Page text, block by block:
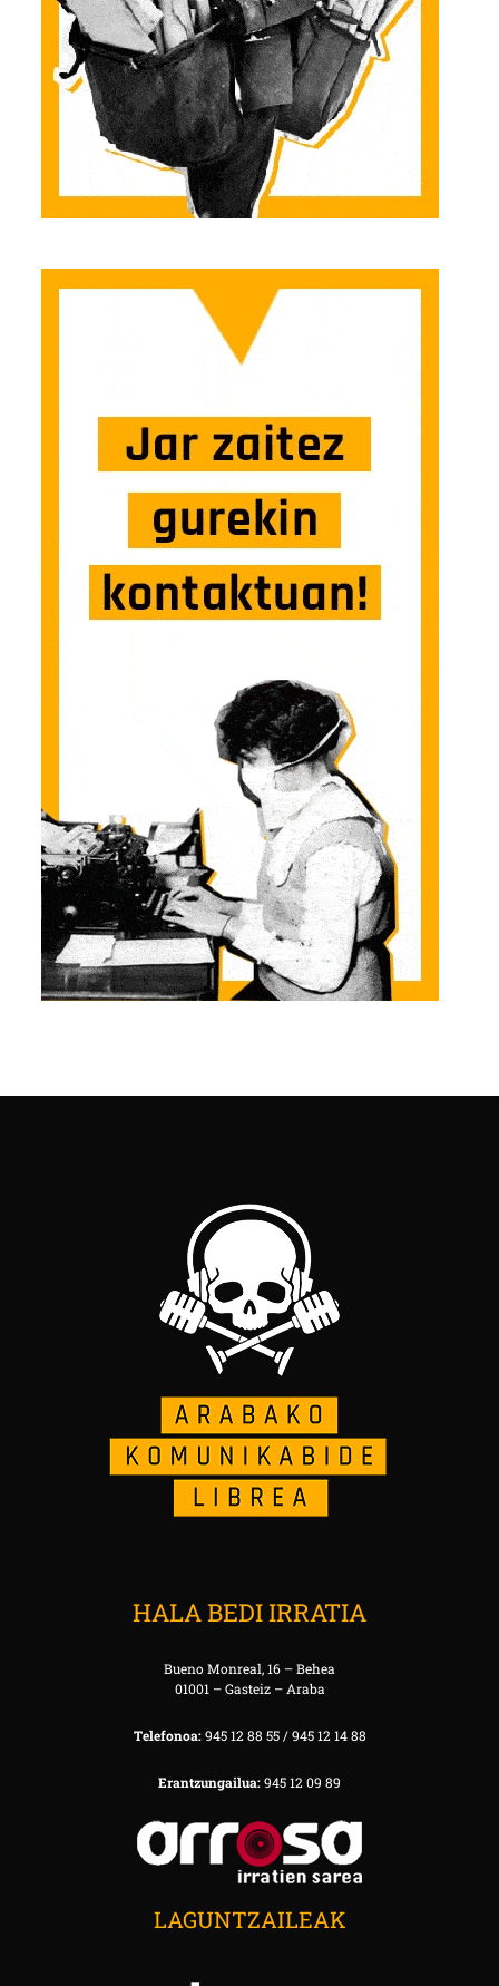
HALA BEDI IRRATIA
Bueno Monreal, 16 – Behea
01001 – Gasteiz – Araba
Telefonoa:945 12 88 55 / 945 12 14 88
Erantzungailua:945 12 09 89
LAGUNTZAILEAK